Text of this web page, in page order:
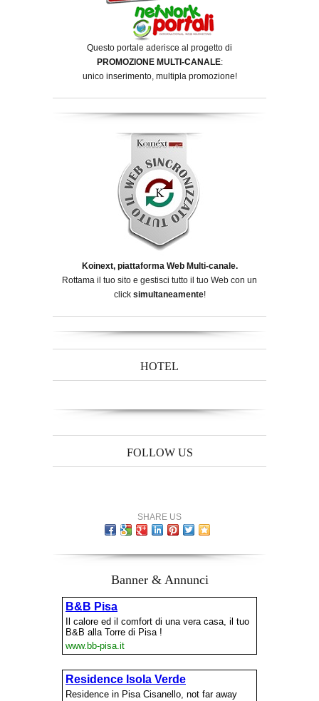
Questo portale aderisce al progetto di
PROMOZIONE MULTI-CANALE:
unico inserimento, multipla promozione!
Koinext, piattaforma Web Multi-canale.
Rottama il tuo sito e gestisci tutto il tuo Web con un
click simultaneamente!
HOTEL
FOLLOW US
SHARE US
Banner & Annunci